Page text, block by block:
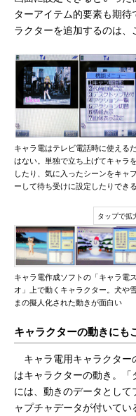
ターアイテム的要素も期
ラクターを追加するのは、
キャラ電はテレビ電話時に使える
はない。単独で立ち上げてキャラ
したり、気に入ったシーンをキャ
ーして待ち受けに設定したりできる
キャラ電作成ソフトの「キャラ電
オ」上で動くキャラクター。犬や
まの擬人化された動きが面白い
キャラクターの動きにも
キャラ電用キャラクター
はキャラクターの動き。
には、動きのデータとし
ャプチャデータが付いて